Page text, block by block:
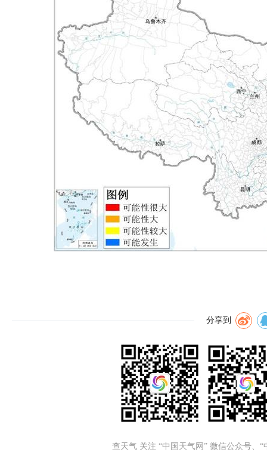
分享到
查天气 关注 “中国天气网” 微信公众号、